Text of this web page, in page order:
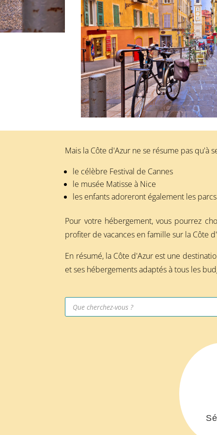
Mais la Côte d'Azur ne se résume pas qu'à
le célèbre Festival de Cannes
le musée Matisse à Nice
les enfants adoreront également les
Pour votre hébergement, vous pourrez
profiter de vacances en famille sur la Côte
En résumé, la Côte d'Azur est une
et ses hébergements adaptés à tous les
Recherche
produits